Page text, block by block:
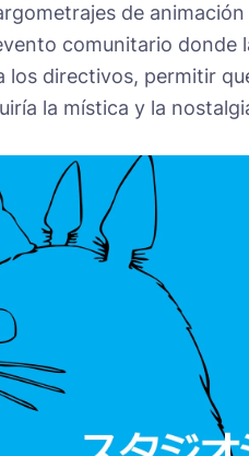
de
comunitario donde
los directivos, permitir
la mística y la